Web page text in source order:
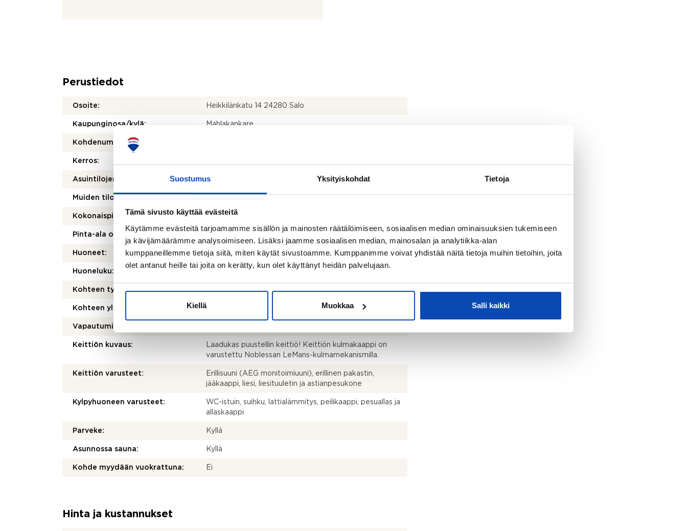
Suostumus Yksityiskohdat Tietoja
Tämä sivusto käyttää evästeitä
Käytämme evästeitä tarjoamamme sisällön ja mainosten räätälöimiseen, sosiaalisen median ominaisuuksien tukemiseen
ja kävijämäärämme analysoimiseen. Lisäksi jaamme sosiaalisen median, mainosalan ja analytiikka-alan
kumppaneillemme tietoja siitä, miten käytät sivustoamme. Kumppanimme voivat yhdistää näitä tietoja muihin tietoihin, joita
olet antanut heille tai joita on kerätty, kun olet käyttänyt heidän palvelujaan.
Kiellä Muokkaa Salli kaikki
Perustiedot
Osoite: Heikkilänkatu 14 24280 Salo
Kaupunginosa/kylä: Mahlakankare
Kohdenumero:
Kerros:
Asuintilojen pinta-ala: 115 m
Muiden tilojen pinta-ala: 2
Kokonaispinta-ala: 129 m2
Pinta-ala on tarkistusmitattu: Ei
Huoneet: 4 h + k + s + ph + khh + erillinen wc + autotalli
Huoneluku:
Kohteen tyyppi: Omakotitalo
Kohteen yleiskunto: Erinomainen
Vapautuminen:
Keittiön kuvaus:
Laadukas puustellin keittiö! Keittiön kulmakaappi on
varustettu Noblessan LeMans-kulmamekanismilla.
Keittiön varusteet:
Erillisuuni (AEG monitoimiuuni), erillinen pakastin,
jääkaappi, liesi, liesituuletin ja astianpesukone
Kylpyhuoneen varusteet:
WC-istuin, suihku, lattialämmitys, peilikaappi, pesuallas ja
allaskaappi
Parveke: Kyllä
Asunnossa sauna: Kyllä
Kohde myydään vuokrattuna: Ei
Hinta ja kustannukset